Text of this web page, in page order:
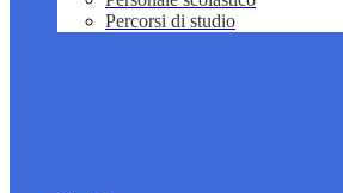
Percorsi di studio